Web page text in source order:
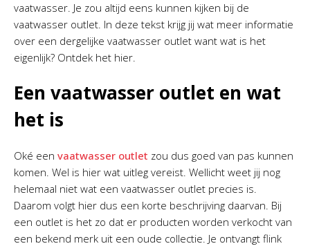
vaatwasser. Je zou altijd eens kunnen kijken bij de
vaatwasser outlet. In deze tekst krijg jij wat meer informatie
over een dergelijke vaatwasser outlet want wat is het
eigenlijk? Ontdek het hier.
Een vaatwasser outlet en wat
het is
Oké een vaatwasser outlet zou dus goed van pas kunnen
komen. Wel is hier wat uitleg vereist. Wellicht weet jij nog
helemaal niet wat een vaatwasser outlet precies is.
Daarom volgt hier dus een korte beschrijving daarvan. Bij
een outlet is het zo dat er producten worden verkocht van
een bekend merk uit een oude collectie. Je ontvangt flink